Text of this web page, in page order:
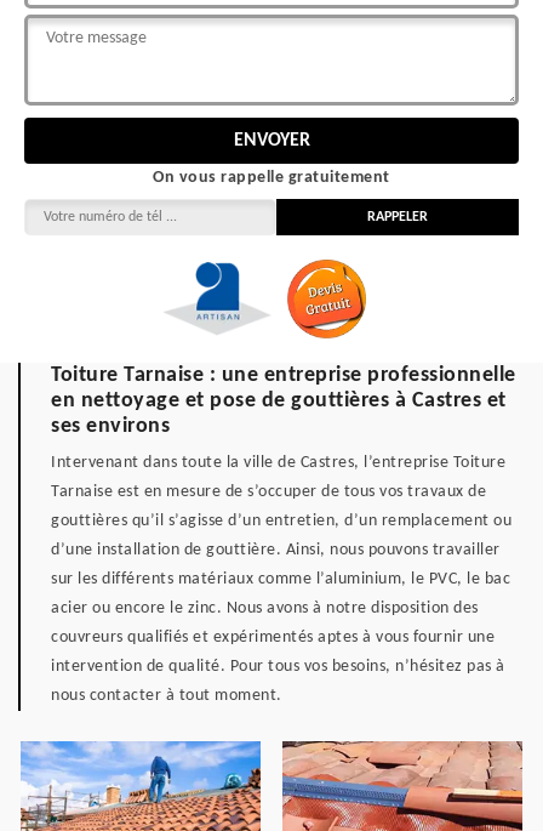
On vous rappelle gratuitement
Toiture Tarnaise : une entreprise professionnelle
en nettoyage et pose de gouttières à Castres et
ses environs
Intervenant dans toute la ville de Castres, l’entreprise Toiture
Tarnaise est en mesure de s’occuper de tous vos travaux de
gouttières qu’il s’agisse d’un entretien, d’un remplacement ou
d’une installation de gouttière. Ainsi, nous pouvons travailler
sur les différents matériaux comme l’aluminium, le PVC, le bac
acier ou encore le zinc. Nous avons à notre disposition des
couvreurs qualifiés et expérimentés aptes à vous fournir une
intervention de qualité. Pour tous vos besoins, n’hésitez pas à
nous contacter à tout moment.